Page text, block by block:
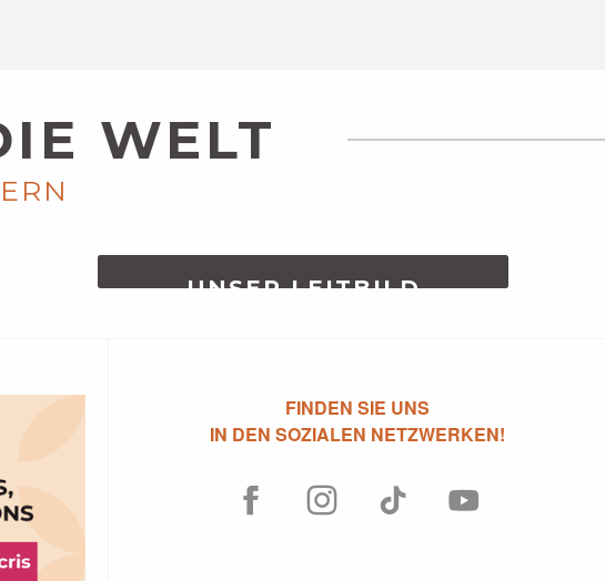
WELT
UNSER LEITBILD
FINDEN SIE UNS
IN DEN SOZIALEN NETZWERKEN!